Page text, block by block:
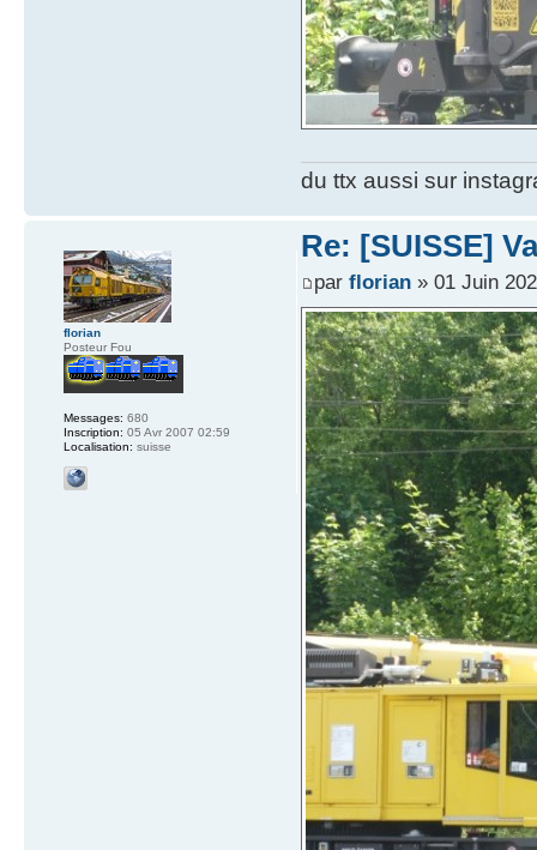
du ttx aussi sur
Re: [SUISSE]
par florian» 01 Juin
florian
Posteur Fou
Messages: 680
Inscription: 05 Avr 2007 02:59
Localisation: suisse